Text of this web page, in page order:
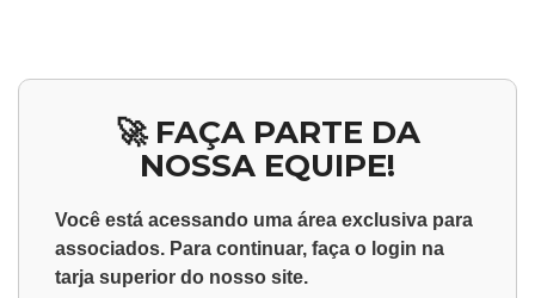
🚀 FAÇA PARTE DA
NOSSA EQUIPE!
Você está acessando uma área exclusiva para
associados. Para continuar, faça o login na
tarja superior do nosso site.